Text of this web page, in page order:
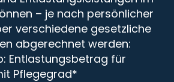
– je nach persönlicher
verschiedene gesetzliche
abgerechnet werden:
Entlastungsbetrag für
Pflegegrad*